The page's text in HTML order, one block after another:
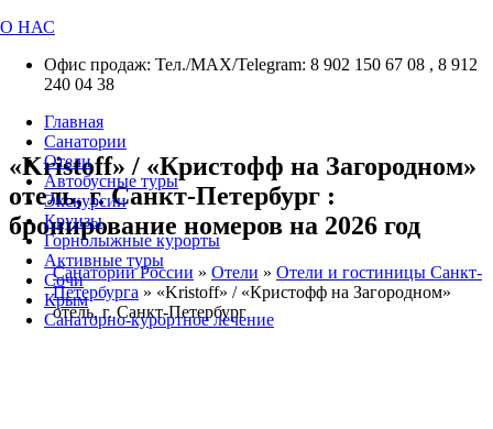
О НАС
Офис продаж: Тел./МАХ/Telegram: 8 902 150 67 08 , 8 912
240 04 38
Главная
Санатории
Отели
Автобусные туры
Экскурсии
Круизы
Горнолыжные курорты
Активные туры
Сочи
Крым
Санаторно-курортное лечение
«Kristoff» / «Кристофф на Загородном»
отель, г. Санкт-Петербург :
бронирование номеров на 2026 год
Санатории России » Отели » Отели и гостиницы Санкт-
Петербурга » «Kristoff» / «Кристофф на Загородном»
отель, г. Санкт-Петербург